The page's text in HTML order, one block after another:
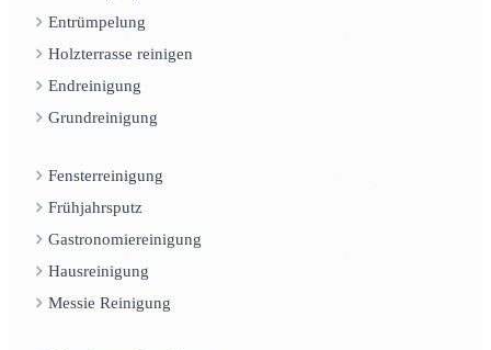
Entrümpelung
Holzterrasse reinigen
Endreinigung
Grundreinigung
Fensterreinigung
Frühjahrsputz
Gastronomiereinigung
Hausreinigung
Messie Reinigung